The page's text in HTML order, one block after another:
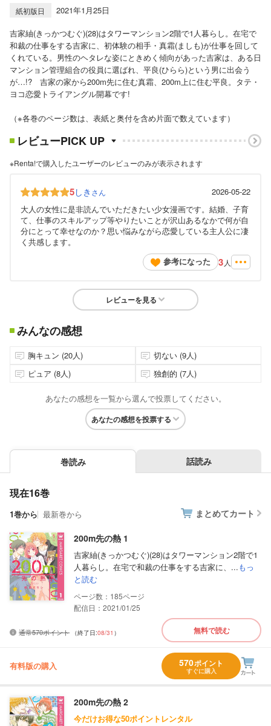
紙初版日
2021年1月25日
吉家紬(きっかつむぐ)(28)はタワーマンション2階で1人暮らし。在宅で
和裁の仕事をする吉家に、初体験の相手・真霜(ましも)が仕事を回して
くれている。男性のヘタレな姿にときめく傾向があった吉家は、ある日
マンション管理組合の役員に選ばれ、平良(ひらら)という男に出会う
が…!? 吉家の家から200m先に住む真霜、200m上に住む平良。タテ・
ヨコ恋愛トライアングル開幕です!
（※各巻のページ数は、表紙と奥付を含め片面で数えています）
レビューPICK UP
※Renta!で購入したユーザーのレビューのみが表示されます
5しき さん
2026-05-22
大人の女性に是非読んでいただきたい少女漫画です。結婚、子育
て、仕事のスキルアップ等やりたいことが沢山あるなかで何が自
分にとって幸せなのか？思い悩みながら恋愛している主人公に凄
く共感します。
参考になった
3 人
レビューを見る
みんなの感想
胸キュン (20人)
切ない (9人)
ピュア (8人)
独創的 (7人)
あなたの感想を一覧から選んで投票してください。
あなたの感想を投票する
巻読み 話読み
現在16巻
1巻から 最新巻から まとめてカート
200m先の熱 1
吉家紬(きっかつむぐ)(28)はタワーマンション2階で1
人暮らし。在宅で和裁の仕事をする吉家に、...もっ
と読む
185
配信日：2021/01/25
通常570ポイント （終了日:08/31 ） 無料で読む
有料版の購入 570ポイント
すぐに購入
200m先の熱 2
今だけお得な50ポイントレンタル